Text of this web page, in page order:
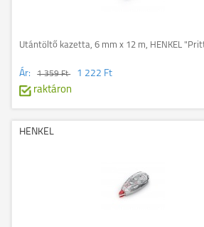
Utántöltő kazetta, 6 mm x 12 m, HENKEL
Ár: 1 359 Ft
1 222 Ft
raktáron
HENKEL